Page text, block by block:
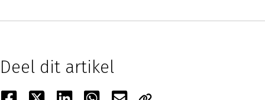
Deel dit artikel